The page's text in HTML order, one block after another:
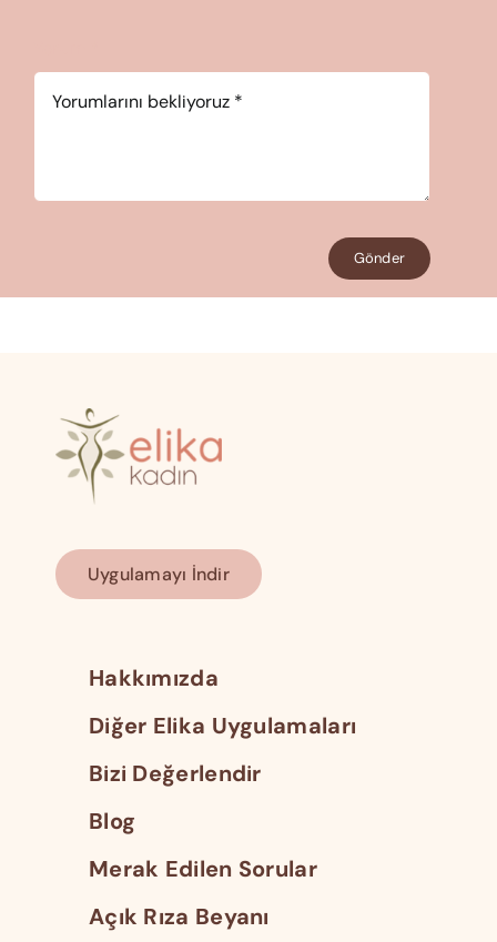
Gönder
Uygulamayı İndir
Hakkımızda
Diğer Elika Uygulamaları
Bizi Değerlendir
Blog
Merak Edilen Sorular
Açık Rıza Beyanı